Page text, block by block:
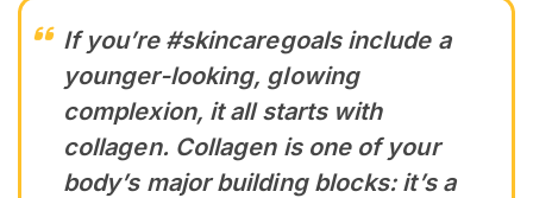
If you’re #skincaregoals include a
younger-looking, glowing
complexion, it all starts with
collagen. Collagen is one of your
body’s major building blocks: it’s a